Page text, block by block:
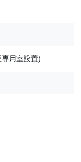
専用室設置)